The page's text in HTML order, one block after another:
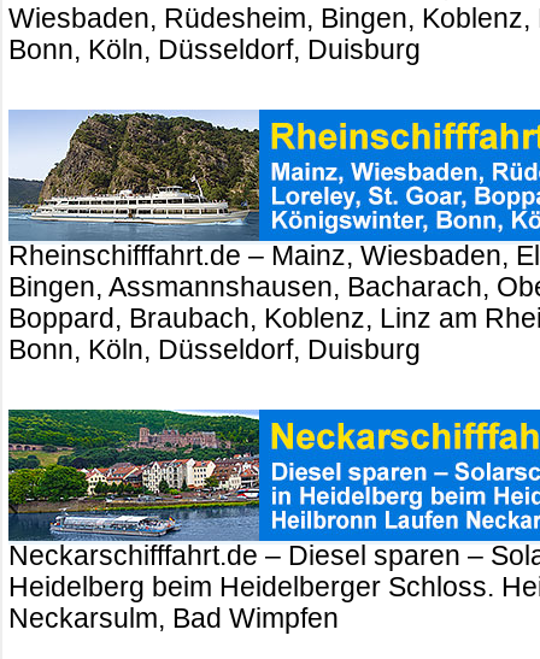
Wiesbaden, Rüdesheim, Bingen, Koblenz,
Bonn, Köln, Düsseldorf, Duisburg
Rheinschifffahrt.de – Mainz, Wiesbaden,
Bingen, Assmannshausen, Bacharach,
Boppard, Braubach, Koblenz, Linz am
Bonn, Köln, Düsseldorf, Duisburg
Neckarschifffahrt.de – Diesel sparen –
Heidelberg beim Heidelberger Schloss.
Neckarsulm, Bad Wimpfen